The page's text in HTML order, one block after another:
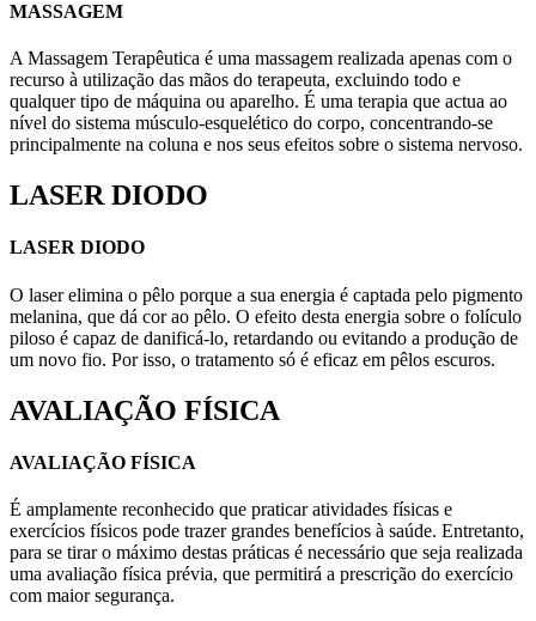
MASSAGEM
A Massagem Terapêutica é uma massagem realizada apenas com o
recurso à utilização das mãos do terapeuta, excluindo todo e
qualquer tipo de máquina ou aparelho. É uma terapia que actua ao
nível do sistema músculo-esquelético do corpo, concentrando-se
principalmente na coluna e nos seus efeitos sobre o sistema nervoso.
LASER DIODO
LASER DIODO
O laser elimina o pêlo porque a sua energia é captada pelo pigmento
melanina, que dá cor ao pêlo. O efeito desta energia sobre o folículo
piloso é capaz de danificá-lo, retardando ou evitando a produção de
um novo fio. Por isso, o tratamento só é eficaz em pêlos escuros.
AVALIAÇÃO FÍSICA
AVALIAÇÃO FÍSICA
É amplamente reconhecido que praticar atividades físicas e
exercícios físicos pode trazer grandes benefícios à saúde. Entretanto,
para se tirar o máximo destas práticas é necessário que seja realizada
uma avaliação física prévia, que permitirá a prescrição do exercício
com maior segurança.